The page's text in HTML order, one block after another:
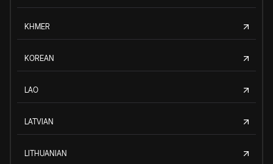
KHMER
KOREAN
LAO
LATVIAN
LITHUANIAN